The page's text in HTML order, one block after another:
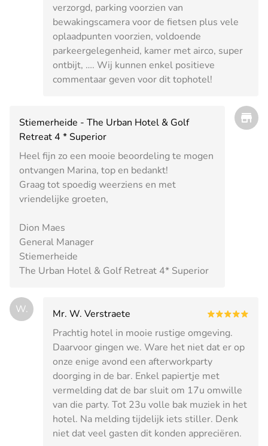
verzorgd, parking voorzien van
bewakingscamera voor de fietsen plus vele
oplaadpunten voorzien, voldoende
parkeergelegenheid, kamer met airco, super
ontbijt, …. Wij kunnen enkel positieve
commentaar geven voor dit tophotel!
Stiemerheide - The Urban Hotel & Golf
Retreat 4 * Superior
Heel fijn zo een mooie beoordeling te mogen
ontvangen Marina, top en bedankt!
Graag tot spoedig weerziens en met
vriendelijke groeten,
Dion Maes
General Manager
Stiemerheide
The Urban Hotel & Golf Retreat 4* Superior
W.
Mr. W. Verstraete
Prachtig hotel in mooie rustige omgeving.
Daarvoor gingen we. Ware het niet dat er op
onze enige avond een afterworkparty
doorging in de bar. Enkel papiertje met
vermelding dat de bar sluit om 17u omwille
van die party. Tot 23u volle bak muziek in het
hotel. Na melding tijdelijk iets stiller. Denk
niet dat veel gasten dit konden appreciëren.